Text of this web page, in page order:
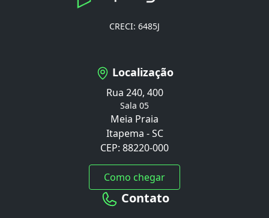
CRECI: 6485J
Localização
Rua 240, 400
Sala 05
Meia Praia
Itapema - SC
CEP: 88220-000
Como chegar
Contato